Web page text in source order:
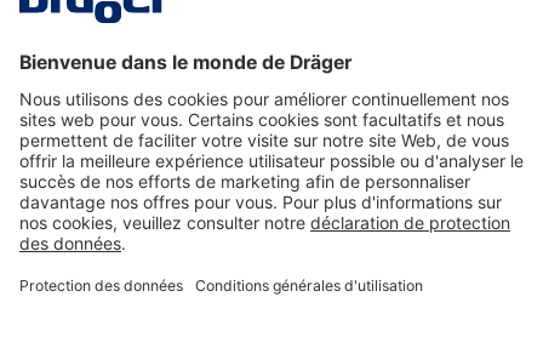
La technologie
Nous contacter
A propos de Dräger
Informations